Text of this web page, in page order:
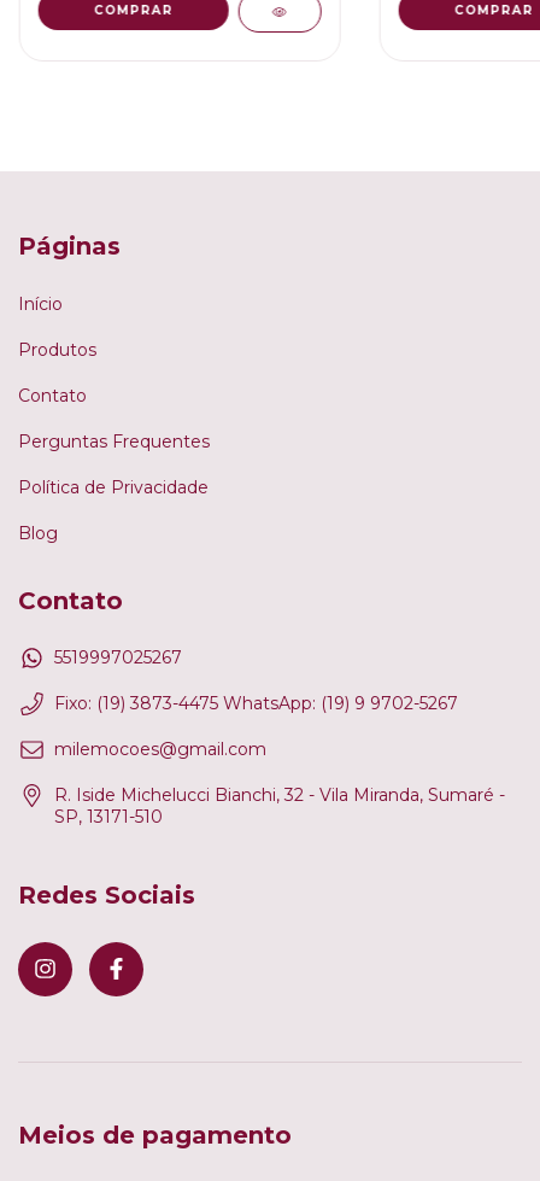
COMPRAR
Páginas
Início
Produtos
Contato
Perguntas Frequentes
Política de Privacidade
Blog
Contato
5519997025267
Fixo: (19) 3873-4475 WhatsApp: (19) 9 9702-5267
milemocoes@gmail.com
R. Iside Michelucci Bianchi, 32 - Vila Miranda, Sumaré -
SP, 13171-510
Redes Sociais
Meios de pagamento